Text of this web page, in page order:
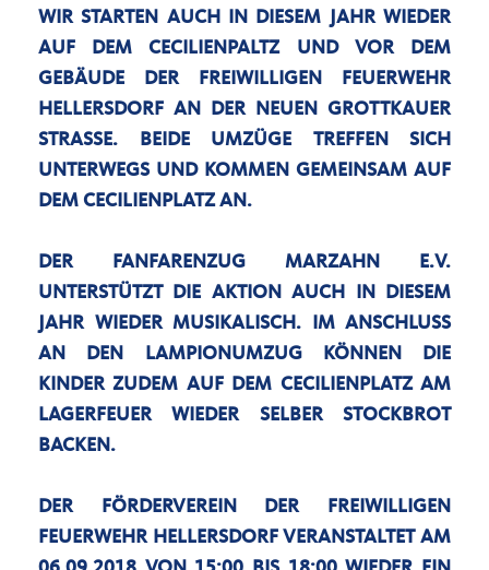
WIR STARTEN AUCH IN DIESEM JAHR WIEDER
AUF DEM CECILIENPALTZ UND VOR DEM
GEBÄUDE DER FREIWILLIGEN FEUERWEHR
HELLERSDORF AN DER NEUEN GROTTKAUER
STRASSE. BEIDE UMZÜGE TREFFEN SICH U
NTERWEGS UND KOMMEN GEMEINSAM AUF D
EM CECILIENPLATZ AN.
DER FANFARENZUG MARZAHN E.V.
UNTERSTÜTZT DIE AKTION AUCH IN DIESEM
JAHR WIEDER MUSIKALISCH. IM ANSCHLUSS
AN DEN LAMPIONUMZUG KÖNNEN DIE
KINDER ZUDEM AUF DEM CECILIENPLATZ AM
LAGERFEUER WIEDER SELBER STOCKBROT
BACKEN.
DER FÖRDERVEREIN DER FREIWILLIGEN
FEUERWEHR HELLERSDORF VERANSTALTET AM